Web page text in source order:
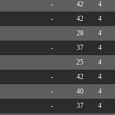
- 42
4
- 42
4
28
4
- 37
4
25
4
- 42
4
- 40
4
- 37
4